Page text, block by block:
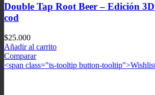
Double Tap Root Beer – Edición
cod
$25.000
Añadir al carrito
Comparar
<span class="ts-tooltip button-